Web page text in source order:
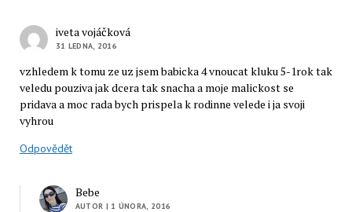
iveta vojáčková
31 LEDNA, 2016
vzhledem k tomu ze uz jsem babicka 4 vnoucat kluku 5-1rok tak
veledu pouziva jak dcera tak snacha a moje malickost se
pridava a moc rada bych prispela k rodinne velede i ja svoji
vyhrou
Odpovědět
Bebe
AUTOR | 1 ÚNORA, 2016